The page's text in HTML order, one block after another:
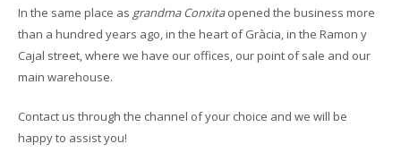
In the same place as grandma Conxitaopened the business more
than a hundred years ago, in the heart of Gràcia, in the Ramon y
Cajal street, where we have our offices, our point of sale and our
main warehouse.
Contact us through the channel of your choice and we will be
happy to assist you!